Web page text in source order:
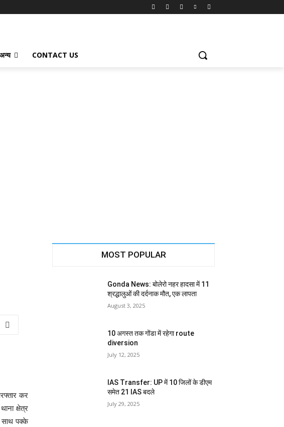
अन्य CONTACT US
कर
क्षेत्र
साथ पक्के
MOST POPULAR
Gonda News: बोलेरो नहर हादसा में 11
श्रद्धालुओं की दर्दनाक मौत, एक लापता
August 3, 2025
10 अगस्त तक गोंडा में रहेगा route
diversion
July 12, 2025
IAS Transfer: UP में 10 जिलों के डीएम
समेत 21 IAS बदले
July 29, 2025